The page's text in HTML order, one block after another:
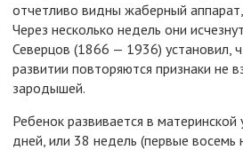
отчетливо видны жаберный
Через несколько недель они
Северцов (1866 — 1936) установил,
развитии повторяются признаки не
зародышей.
Ребенок развивается в
дней, или 38 недель (первые восемь